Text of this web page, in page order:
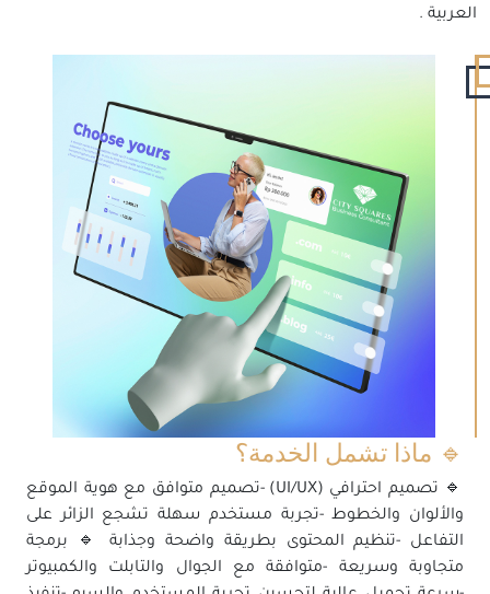
العربية .
🔹 ماذا تشمل الخدمة؟
🔹 تصميم احترافي (UI/UX) -تصميم متوافق مع هوية الموقع
والألوان والخطوط -تجربة مستخدم سهلة تشجع الزائر على
التفاعل -تنظيم المحتوى بطريقة واضحة وجذابة 🔹 برمجة
متجاوبة وسريعة -متوافقة مع الجوال والتابلت والكمبيوتر